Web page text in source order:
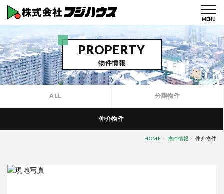
MENU
PROPERTY
物件情報
ALL 分譲物件
仲介物件
HOME 物件情報 仲介物件